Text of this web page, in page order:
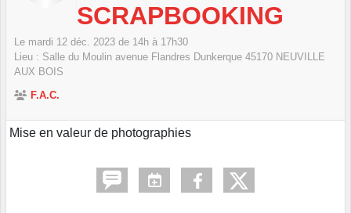
SCRAPBOOKING
Le mardi 12 déc. 2023 de 14h à 17h30
Lieu : Salle du Moulin avenue Flandres Dunkerque 45170 NEUVILLE
AUX BOIS
F.A.C.
Mise en valeur de photographies